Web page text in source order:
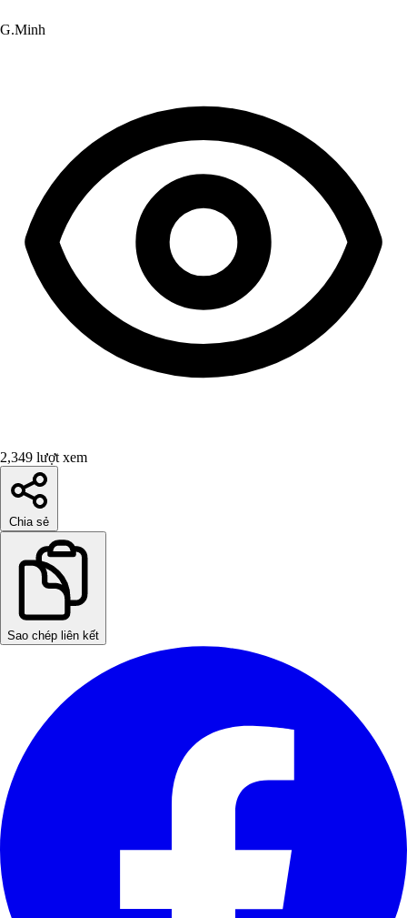
G.Minh
2,349 lượt xem
Chia sẻ
Sao chép liên kết